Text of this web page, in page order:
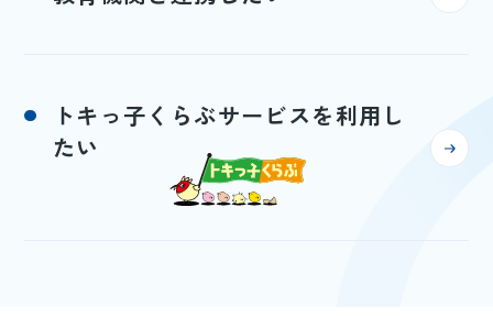
トキっ子くらぶサービスを利用し
たい